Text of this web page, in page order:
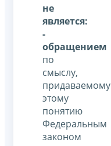
не
является:
-
обращением
по
смыслу,
придаваемому
этому
понятию
Федеральным
законом